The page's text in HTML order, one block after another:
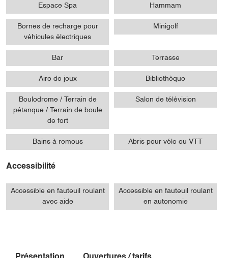
Espace Spa Hammam
Bornes de recharge pour
véhicules électriques
Minigolf
Bar Terrasse
Aire de jeux Bibliothèque
Boulodrome / Terrain de
pétanque / Terrain de boule
de fort
Salon de télévision
Bains à remous Abris pour vélo ou VTT
Accessibilité
Accessible en fauteuil roulant
avec aide
Accessible en fauteuil roulant
en autonomie